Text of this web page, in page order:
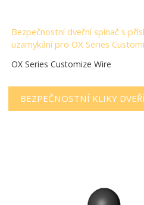
Bezpečnostní dveřní spínač s
uzamykání pro OX Series
OX Series Customize Wire
BEZPEČNOSTNÍ KLIKY